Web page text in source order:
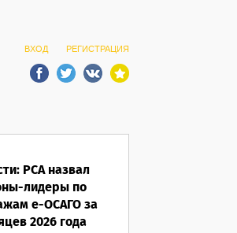
ВХОД РЕГИСТРАЦИЯ
РСА назвал
лидеры по
е-ОСАГО за
2026 года